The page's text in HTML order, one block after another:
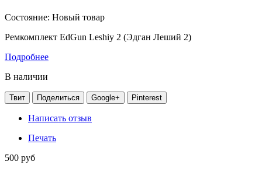
Состояние: Новый товар
Ремкомплект EdGun Leshiy 2 (Эдган Леший 2)
Подробнее
В наличии
Твит Поделиться Google+ Pinterest
Написать отзыв
Печать
500 руб